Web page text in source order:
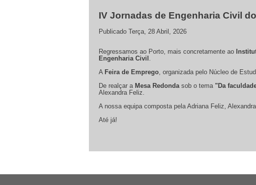
IV Jornadas de Engenharia Civil
Publicado Terça, 28 Abril, 2026
Regressamos ao Porto, mais concretamente ao
Engenharia Civil
A Feira de Emprego , organizada pelo Núcleo de
De realçar a Mesa Redonda sob o tema "Da
Alexandra Feliz.
A nossa equipa composta pela Adriana Feliz,
Até já!